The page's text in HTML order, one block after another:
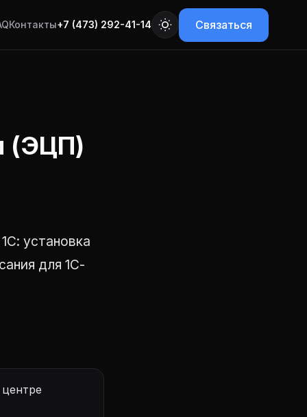
Контакты+7 (473) 292-41-14 Связаться
(ЭЦП)
установка
для 1С-